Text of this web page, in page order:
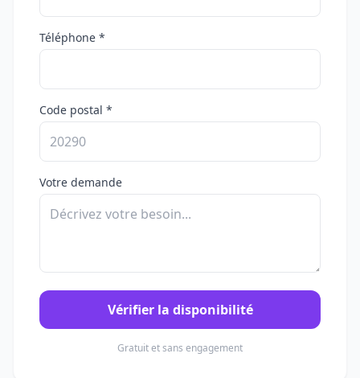
Téléphone *
Code postal *
Votre demande
Vérifier la disponibilité
Gratuit et sans engagement